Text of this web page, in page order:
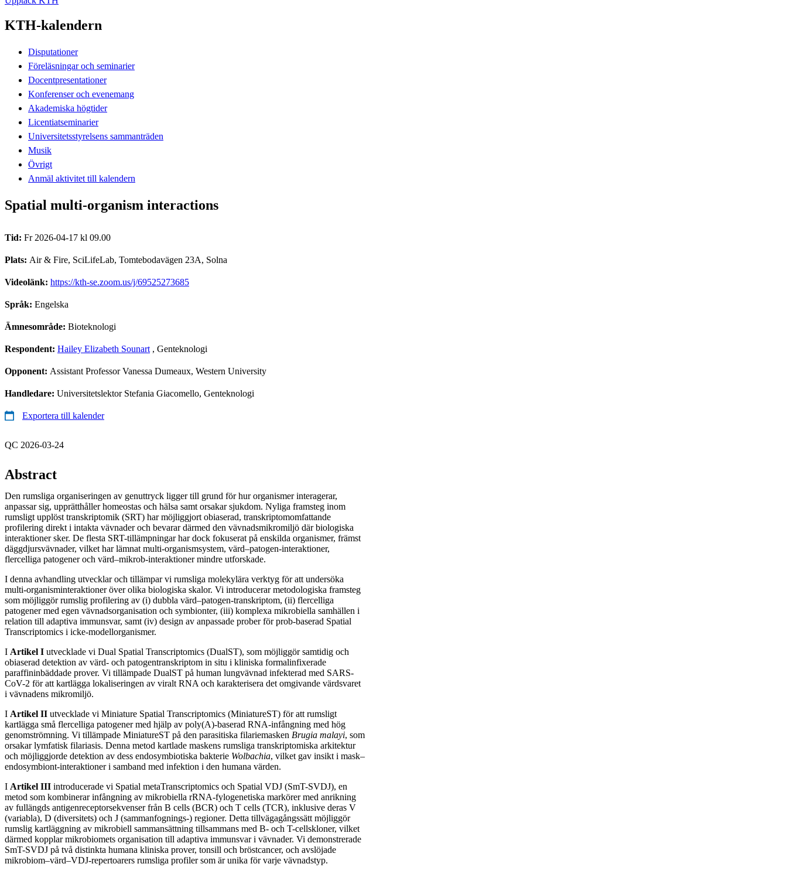
KTH-kalendern
Disputationer
Föreläsningar och seminarier
Docentpresentationer
Konferenser och evenemang
Akademiska högtider
Licentiatseminarier
Universitetsstyrelsens sammanträden
Musik
Övrigt
Anmäl aktivitet till kalendern
Spatial multi-organism interactions
Tid: Fr 2026-04-17 kl 09.00
Plats: Air & Fire, SciLifeLab, Tomtebodavägen 23A, Solna
Videolänk: https://kth-se.zoom.us/j/69525273685
Språk: Engelska
Ämnesområde: Bioteknologi
Respondent: Hailey Elizabeth Sounart , Genteknologi
Opponent: Assistant Professor Vanessa Dumeaux, Western University
Handledare: Universitetslektor Stefania Giacomello, Genteknologi
Exportera till kalender
QC 2026-03-24
Abstract
Den rumsliga organiseringen av genuttryck ligger till grund för hur organismer interagerar,
anpassar sig, upprätthåller homeostas och hälsa samt orsakar sjukdom. Nyliga framsteg inom
rumsligt upplöst transkriptomik (SRT) har möjliggjort obiaserad, transkriptomomfattande
profilering direkt i intakta vävnader och bevarar därmed den vävnadsmikromiljö där biologiska
interaktioner sker. De flesta SRT-tillämpningar har dock fokuserat på enskilda organismer, främst
däggdjursvävnader, vilket har lämnat multi-organismsystem, värd–patogen-interaktioner,
flercelliga patogener och värd–mikrob-interaktioner mindre utforskade.
I denna avhandling utvecklar och tillämpar vi rumsliga molekylära verktyg för att undersöka
multi-organisminteraktioner över olika biologiska skalor. Vi introducerar metodologiska framsteg
som möjliggör rumslig profilering av (i) dubbla värd–patogen-transkriptom, (ii) flercelliga
patogener med egen vävnadsorganisation och symbionter, (iii) komplexa mikrobiella samhällen i
relation till adaptiva immunsvar, samt (iv) design av anpassade prober för prob-baserad Spatial
Transcriptomics i icke-modellorganismer.
I Artikel I utvecklade vi Dual Spatial Transcriptomics (DualST), som möjliggör samtidig och
obiaserad detektion av värd- och patogentranskriptom in situ i kliniska formalinfixerade
paraffininbäddade prover. Vi tillämpade DualST på human lungvävnad infekterad med SARS-
CoV-2 för att kartlägga lokaliseringen av viralt RNA och karakterisera det omgivande värdsvaret
i vävnadens mikromiljö.
I Artikel II utvecklade vi Miniature Spatial Transcriptomics (MiniatureST) för att rumsligt
kartlägga små flercelliga patogener med hjälp av poly(A)-baserad RNA-infångning med hög
genomströmning. Vi tillämpade MiniatureST på den parasitiska filariemasken Brugia malayi, som
orsakar lymfatisk filariasis. Denna metod kartlade maskens rumsliga transkriptomiska arkitektur
och möjliggjorde detektion av dess endosymbiotiska bakterie Wolbachia, vilket gav insikt i mask–
endosymbiont-interaktioner i samband med infektion i den humana värden.
I Artikel III introducerade vi Spatial metaTranscriptomics och Spatial VDJ (SmT-SVDJ), en
metod som kombinerar infångning av mikrobiella rRNA-fylogenetiska markörer med anrikning
av fullängds antigenreceptorsekvenser från B cells (BCR) och T cells (TCR), inklusive deras V
(variabla), D (diversitets) och J (sammanfognings-) regioner. Detta tillvägagångssätt möjliggör
rumslig kartläggning av mikrobiell sammansättning tillsammans med B- och T-cellskloner, vilket
därmed kopplar mikrobiomets organisation till adaptiva immunsvar i vävnader. Vi demonstrerade
SmT-SVDJ på två distinkta humana kliniska prover, tonsill och bröstcancer, och avslöjade
mikrobiom–värd–VDJ-repertoarers rumsliga profiler som är unika för varje vävnadstyp.